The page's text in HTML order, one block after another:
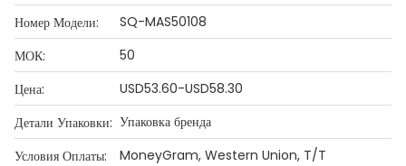
Номер Модели:
SQ-MAS50108
МОК:
50
Цена:
USD53.60-USD58.30
Детали Упаковки: Упаковка бренда
Условия Оплаты:
MoneyGram, Western Union, T/T